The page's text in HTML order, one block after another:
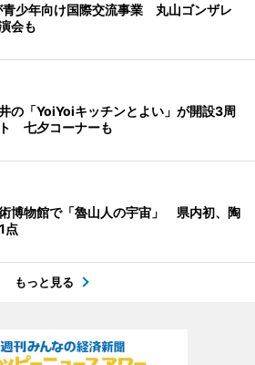
青少年向け国際交流事業 丸山ゴンザレ
会も
の「YoiYoiキッチンとよい」が開設3周
七夕コーナーも
博物館で「魯山人の宇宙」 県内初、陶
点
もっと見る